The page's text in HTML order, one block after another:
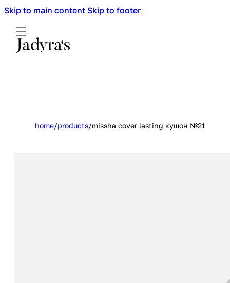
Skip to main content Skip to footer
home/products/missha cover lasting кушон №21